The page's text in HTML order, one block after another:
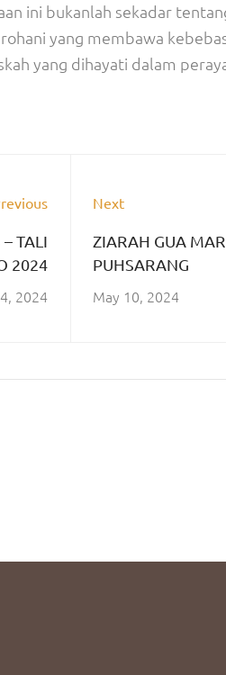
ini bukanlah sekadar
yang membawa
yang dihayati dalam
TALI
2024
2024
Next
ZIARAH GUA
PUHSARANG
May 10, 2024